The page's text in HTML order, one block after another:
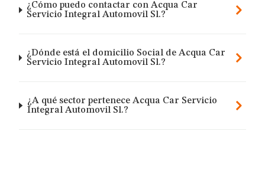
¿Cómo puedo contactar con Acqua Car
Servicio Integral Automovil Sl.?
¿Dónde está el domicilio Social de Acqua Car
Servicio Integral Automovil Sl.?
¿A qué sector pertenece Acqua Car Servicio
Integral Automovil Sl.?